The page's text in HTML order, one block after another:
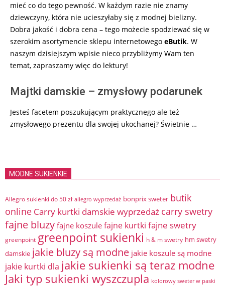
mieć co do tego pewność. W każdym razie nie znamy
dziewczyny, która nie ucieszyłaby się z modnej bielizny.
Dobra jakość i dobra cena – tego możecie spodziewać się w
szerokim asortymencie sklepu internetowego eButik. W
naszym dzisiejszym wpisie nieco przybliżymy Wam ten
temat, zapraszamy więc do lektury!
Majtki damskie – zmysłowy podarunek
Jesteś facetem poszukującym praktycznego ale też
zmysłowego prezentu dla swojej ukochanej? Świetnie …
MODNE SUKIENKIE
Allegro sukienki do 50 zł allegro wyprzedaż bonprix sweter butik
online Carry kurtki damskie wyprzedaż carry swetry
fajne bluzy fajne koszule fajne kurtki fajne swetry
greenpoint greenpoint sukienki h & m swetry hm swetry
damskie jakie bluzy są modne jakie koszule są modne
jakie kurtki dla jakie sukienki są teraz modne
Jaki typ sukienki wyszczupla kolorowy sweter w paski